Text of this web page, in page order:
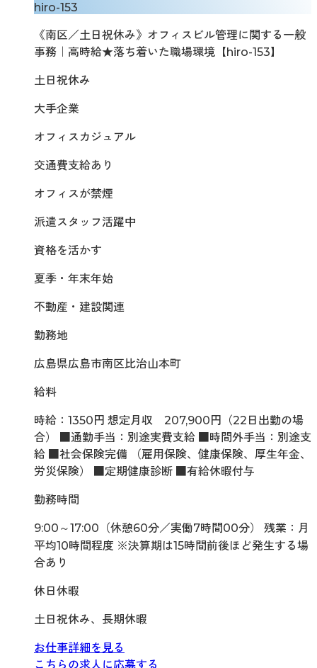
hiro-153
《南区／土日祝休み》オフィスビル管理に関する一般
事務｜高時給★落ち着いた職場環境【hiro-153】
土日祝休み
大手企業
オフィスカジュアル
交通費支給あり
オフィスが禁煙
派遣スタッフ活躍中
資格を活かす
夏季・年末年始
不動産・建設関連
勤務地
広島県広島市南区比治山本町
給料
時給：1350円 想定月収 207,900円（22日出勤の場
合） ■通勤手当：別途実費支給 ■時間外手当：別途支
給 ■社会保険完備 （雇用保険、健康保険、厚生年金、
労災保険） ■定期健康診断 ■有給休暇付与
勤務時間
9:00～17:00（休憩60分／実働7時間00分） 残業：月
平均10時間程度 ※決算期は15時間前後ほど発生する場
合あり
休日休暇
土日祝休み、長期休暇
お仕事詳細を見る
こちらの求人に応募する